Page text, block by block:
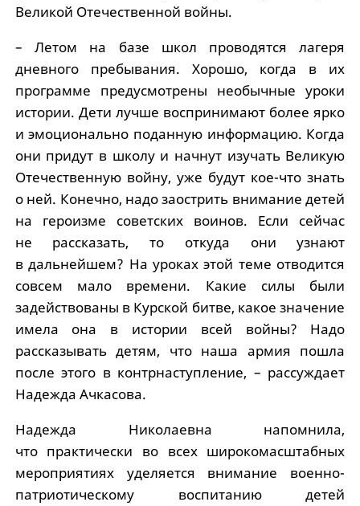
Великой Отечественной войны.
– Летом на базе школ проводятся лагеря
дневного пребывания. Хорошо, когда в их
программе предусмотрены необычные уроки
истории. Дети лучше воспринимают более ярко
и эмоционально поданную информацию. Когда
они придут в школу и начнут изучать Великую
Отечественную войну, уже будут кое-что знать
о ней. Конечно, надо заострить внимание детей
на героизме советских воинов. Если сейчас
не рассказать, то откуда они узнают
в дальнейшем? На уроках этой теме отводится
совсем мало времени. Какие силы были
задействованы в Курской битве, какое значение
имела она в истории всей войны? Надо
рассказывать детям, что наша армия пошла
после этого в контрнаступление, – рассуждает
Надежда Ачкасова.
Надежда Николаевна напомнила,
что практически во всех широкомасштабных
мероприятиях уделяется внимание военно-
патриотическому воспитанию детей